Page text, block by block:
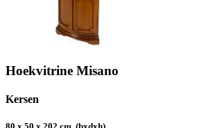
Hoekvitrine Misano
Kersen